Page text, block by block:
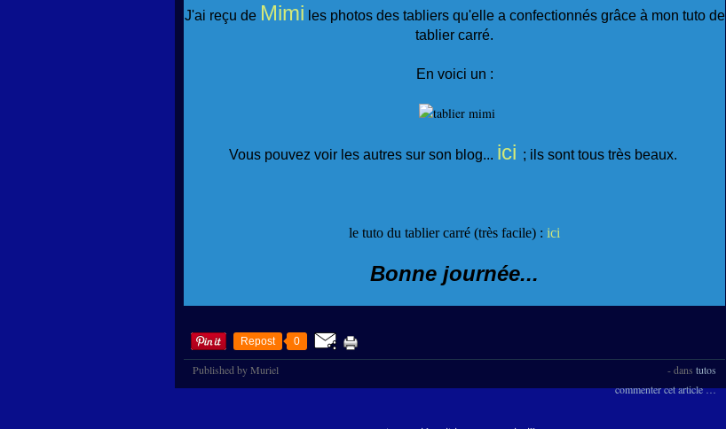
J'ai reçu de Mimi les photos des tabliers qu'elle a confectionnés grâce à mon tuto de
tablier carré.
En voici un :
Vous pouvez voir les autres sur son blog... ici ; ils sont tous très beaux.
le tuto du tablier carré (très facile) : ici
Bonne journée...
Repost 0
Published by Muriel -dans tutos
commenter cet article…